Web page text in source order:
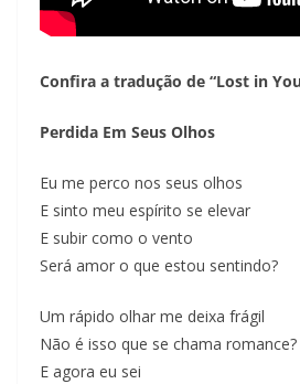
Confira a tradução de “Lost in
Perdida Em Seus Olhos
Eu me perco nos seus olhos
E sinto meu espírito se elevar
E subir como o vento
Será amor o que estou sentindo?
Um rápido olhar me deixa frágil
Não é isso que se chama romance?
E agora eu sei